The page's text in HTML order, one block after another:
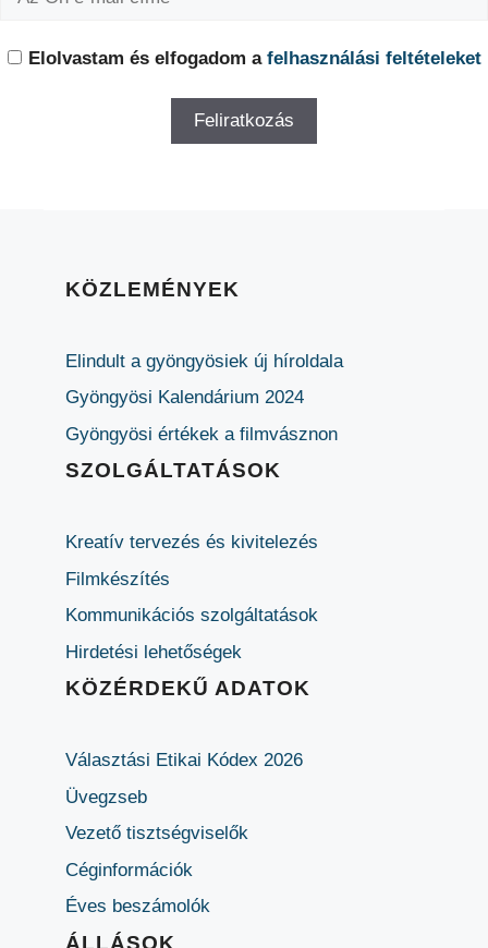
Elolvastam és elfogadom a felhasználási feltételeket
KÖZLEMÉNYEK
Elindult a gyöngyösiek új híroldala
Gyöngyösi Kalendárium 2024
Gyöngyösi értékek a filmvásznon
SZOLGÁLTATÁSOK
Kreatív tervezés és kivitelezés
Filmkészítés
Kommunikációs szolgáltatások
Hirdetési lehetőségek
KÖZÉRDEKŰ ADATOK
Választási Etikai Kódex 2026
Üvegzseb
Vezető tisztségviselők
Céginformációk
Éves beszámolók
ÁLLÁSOK